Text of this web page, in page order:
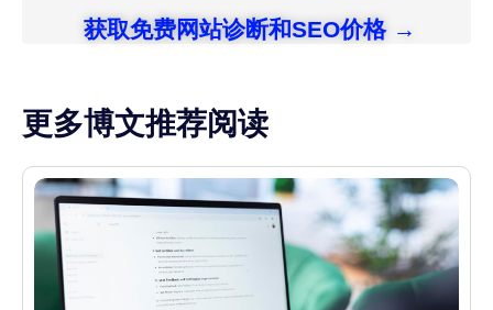
获取免费网站诊断和SEO价格 →
更多博文推荐阅读